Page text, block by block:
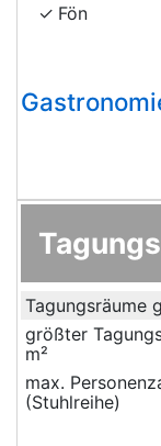
Fön
Tagungsräume
größter
m²
max.
(Stuhlreihe)